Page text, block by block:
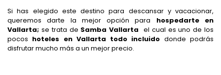
Si has elegido este destino para descansar y vacacionar,
queremos darte la mejor opción para hospedarte en
Vallarta; se trata de Samba Vallarta el cual es uno de los
pocos hoteles en Vallarta todo incluido donde podrás
disfrutar mucho más a un mejor precio.